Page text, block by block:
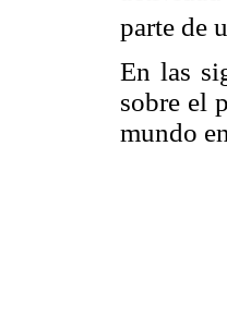
parte de
En las
sobre el
mundo